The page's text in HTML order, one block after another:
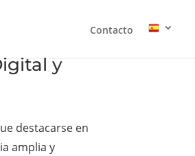
Contacto
y
destacarse en
amplia y